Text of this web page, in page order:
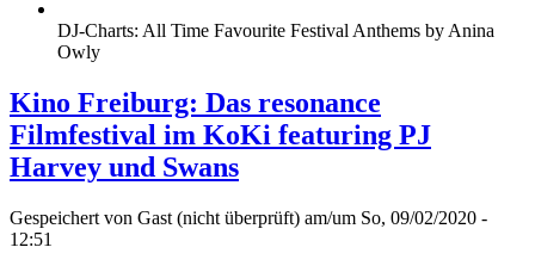
DJ-Charts: All Time Favourite Festival Anthems by Anina
Owly
Kino Freiburg: Das resonance
Filmfestival im KoKi featuring PJ
Harvey und Swans
Gespeichert von Gast (nicht überprüft) am/um So, 09/02/2020 -
12:51